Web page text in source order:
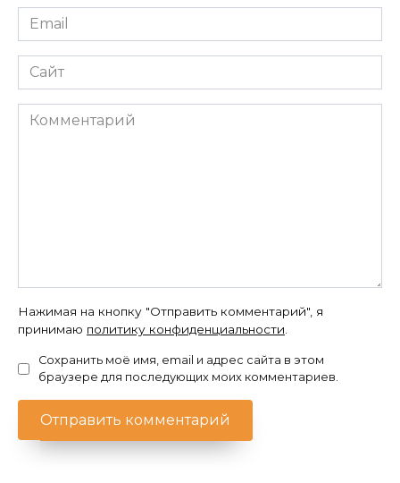
Email
*
Сайт
Комментарий
Нажимая на кнопку "Отправить комментарий", я
принимаю политику конфиденциальности.
Сохранить моё имя, email и адрес сайта в этом
браузере для последующих моих комментариев.